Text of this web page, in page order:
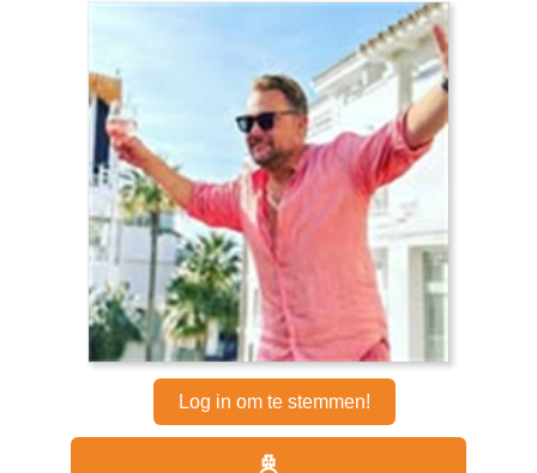
Log in om te stemmen!